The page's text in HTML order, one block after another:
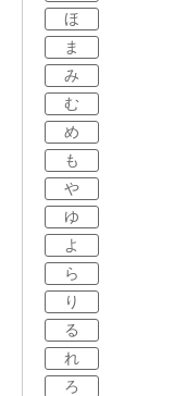
ほ
ま
み
む
め
も
や
ゆ
よ
ら
り
る
れ
ろ